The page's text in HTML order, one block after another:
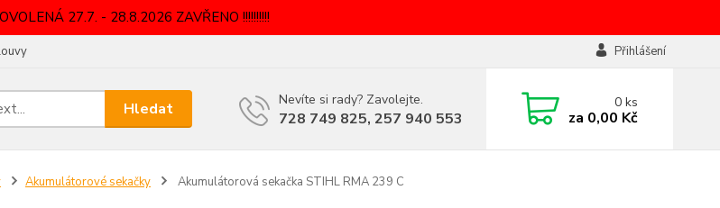
27.7. - 28.8.2026 ZAVŘENO !!!!!!!!!!
Přihlášení
Hledat Nevíte si rady? Zavolejte.
728 749 825, 257 940 553
0ks
za 0,00 Kč
Akumulátorové sekačky Akumulátorová sekačka STIHL RMA 239 C